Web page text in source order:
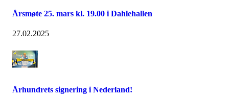
Årsmøte 25. mars kl. 19.00 i Dahlehallen
27.02.2025
Århundrets signering i Nederland!